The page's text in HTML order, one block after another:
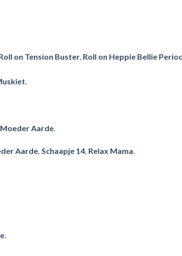
on Tension Buster, Roll on Heppie Bellie
Moeder Aarde.
Aarde, Schaapje 14, Relax Mama.
.